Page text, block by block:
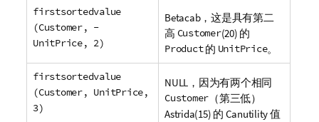
firstsortedvalue
(Customer, -
UnitPrice, 2)
Betacab，这是具有第二
高 Customer(20) 的
Product的 UnitPrice。
firstsortedvalue
(Customer, UnitPrice,
3)
NULL ，因为有两个相同
Customer （第三低）
Astrida(15) 的 Canutility值